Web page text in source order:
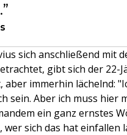
sich anschließend mit
gibt sich der 22-
aber immerhin lächelnd:
sein. Aber ich muss hier
ein ganz ernstes
wer sich das hat einfallen